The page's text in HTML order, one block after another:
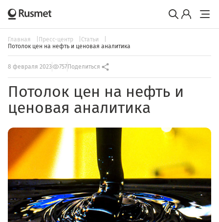
Главная Пресс-центр
Статьи
Потолок цен на нефть и ценовая аналитика
8 февраля 2023 757 Поделиться
Потолок цен на нефть и
ценовая аналитика